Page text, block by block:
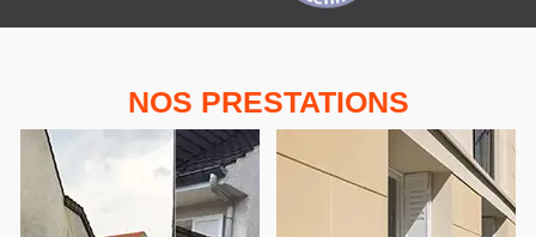
NOS PRESTATIONS